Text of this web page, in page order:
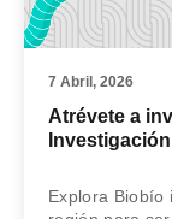
7 Abril, 2026
Atrévete a
Explora Biobío